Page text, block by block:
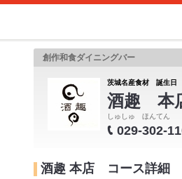
創作和食ダイニングバー
茨城名産食材 誕生日
酒趣 本
しゅしゅ ほんてん
029-302-
酒趣 本店 コース詳細